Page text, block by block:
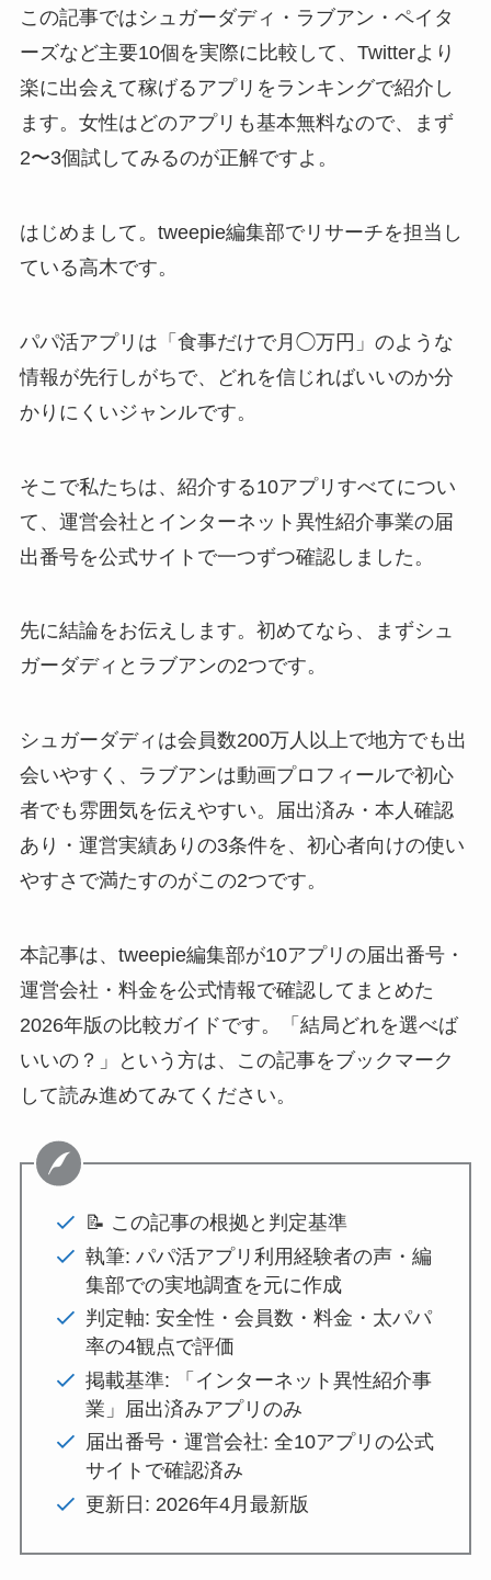
この記事ではシュガーダディ・ラブアン・ペイタ
ーズなど主要10個を実際に比較して、Twitterより
楽に出会えて稼げるアプリをランキングで紹介し
ます。女性はどのアプリも基本無料なので、まず
2〜3個試してみるのが正解ですよ。
はじめまして。tweepie編集部でリサーチを担当し
ている高木です。
パパ活アプリは「食事だけで月◯万円」のような
情報が先行しがちで、どれを信じればいいのか分
かりにくいジャンルです。
そこで私たちは、紹介する10アプリすべてについ
て、運営会社とインターネット異性紹介事業の届
出番号を公式サイトで一つずつ確認しました。
先に結論をお伝えします。初めてなら、まずシュ
ガーダディとラブアンの2つです。
シュガーダディは会員数200万人以上で地方でも出
会いやすく、ラブアンは動画プロフィールで初心
者でも雰囲気を伝えやすい。届出済み・本人確認
あり・運営実績ありの3条件を、初心者向けの使い
やすさで満たすのがこの2つです。
本記事は、tweepie編集部が10アプリの届出番号・
運営会社・料金を公式情報で確認してまとめた
2026年版の比較ガイドです。「結局どれを選べば
いいの？」という方は、この記事をブックマーク
して読み進めてみてください。
📝 この記事の根拠と判定基準
執筆: パパ活アプリ利用経験者の声・編
集部での実地調査を元に作成
判定軸: 安全性・会員数・料金・太パパ
率の4観点で評価
掲載基準: 「インターネット異性紹介事
業」届出済みアプリのみ
届出番号・運営会社: 全10アプリの公式
サイトで確認済み
更新日: 2026年4月最新版